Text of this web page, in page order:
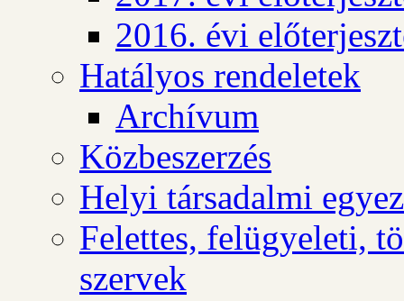
2016. évi
Hatályos rendeletek
Archívum
Közbeszerzés
Helyi társadalmi
Felettes, felügyeleti,
szervek